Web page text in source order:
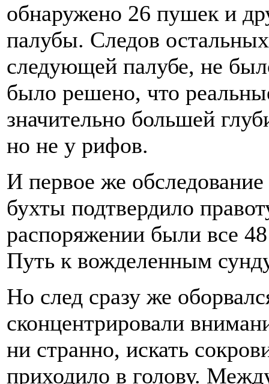
обнаружено 26 пушек и
палубы. Следов
следующей палубе, не
было решено, что
значительно большей
но не у рифов.
И первое же
бухты подтвердило
распоряжении были все
Путь к вожделенным
Но след сразу же
сконцентрировали
ни странно, искать
приходило в голову.